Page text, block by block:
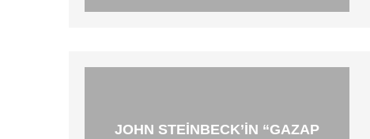
JOHN STEINBECK’IN “GAZAP